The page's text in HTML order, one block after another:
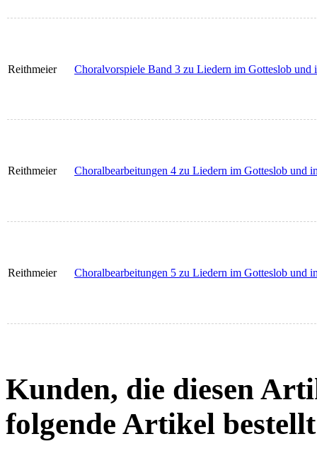
Reithmeier Choralvorspiele Band 3 zu Liedern im Gotteslob und
Reithmeier Choralbearbeitungen 4 zu Liedern im Gotteslob und
Reithmeier Choralbearbeitungen 5 zu Liedern im Gotteslob und
Kunden, die diesen
folgende Artikel